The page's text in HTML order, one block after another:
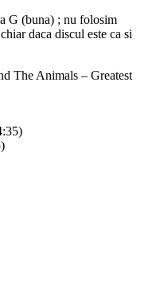
G (buna) ; nu folosim
daca discul este ca si
The Animals – Greatest